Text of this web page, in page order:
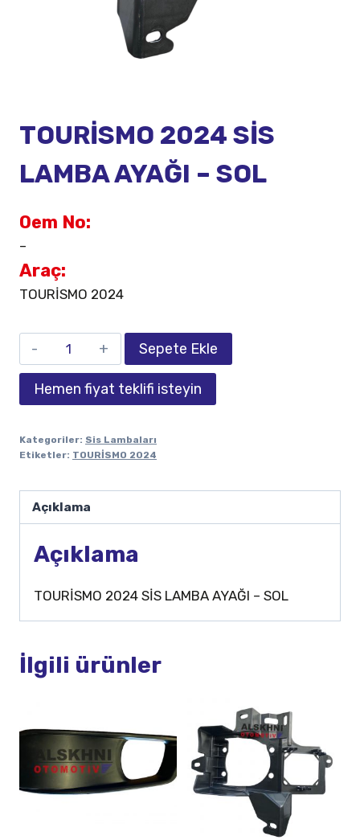
TOURİSMO 2024 SİS
LAMBA AYAĞI – SOL
Oem No:
–
Araç:
TOURİSMO 2024
Sepete Ekle
Hemen fiyat teklifi isteyin
Kategoriler: Sis Lambaları
Etiketler: TOURİSMO 2024
Açıklama
Açıklama
TOURİSMO 2024 SİS LAMBA AYAĞI – SOL
İlgili ürünler